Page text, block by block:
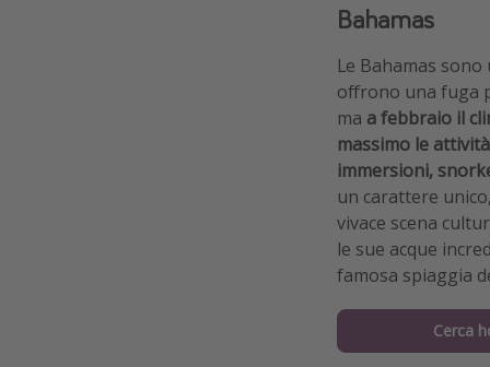
Bahamas
Le Bahamas
offrono una fuga
ma a febbraio il
massimo le
immersioni,
un carattere
vivace scena
le sue acque
famosa spiaggia
Cerca